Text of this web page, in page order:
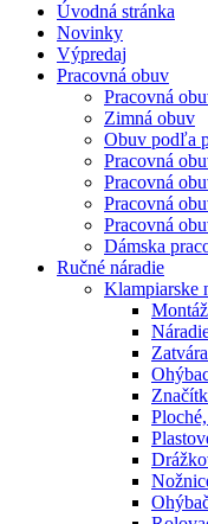
Úvodná stránka
Novinky
Výpredaj
Pracovná obuv
Pracovná
Zimná obuv
Obuv podľa
Pracovná
Pracovná
Pracovná
Pracovná
Dámska
Ručné náradie
Klampiarske